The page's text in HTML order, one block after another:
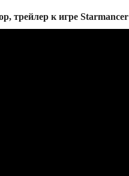
трейлер к игре Starmancer